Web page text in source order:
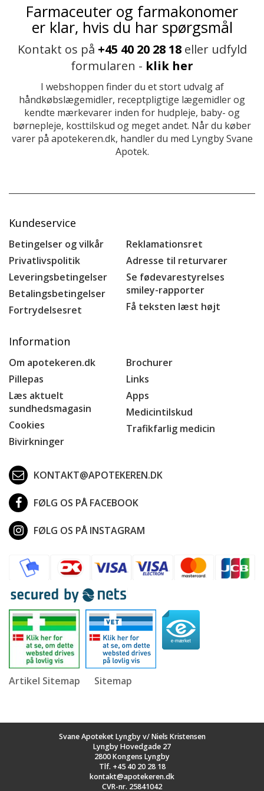
Farmaceuter og farmakonomer
er klar, hvis du har spørgsmål
Kontakt os på +45 40 20 28 18eller udfyld
formularen - klik her
I webshoppen finder du et stort udvalg af
håndkøbslægemidler, receptpligtige lægemidler og
kendte mærkevarer inden for hudpleje, baby- og
børnepleje, kosttilskud og meget andet. Når du køber
varer på apotekeren.dk, handler du med Lyngby Svane
Apotek.
Kundeservice
Betingelser og vilkår
Privatlivspolitik
Leveringsbetingelser
Betalingsbetingelser
Fortrydelsesret
Reklamationsret
Adresse til returvarer
Se fødevarestyrelses
smiley-rapporter
Få teksten læst højt
Information
Om apotekeren.dk
Pillepas
Læs aktuelt
sundhedsmagasin
Cookies
Bivirkninger
Brochurer
Links
Apps
Medicintilskud
Trafikfarlig medicin
KONTAKT@APOTEKEREN.DK
FØLG OS PÅ FACEBOOK
FØLG OS PÅ INSTAGRAM
Artikel Sitemap Sitemap
Svane Apoteket Lyngby v/ Niels Kristensen
Lyngby Hovedgade 27
2800 Kongens Lyngby
Tlf. +45 40 20 28 18
kontakt@apotekeren.dk
CVR-nr. 25841042